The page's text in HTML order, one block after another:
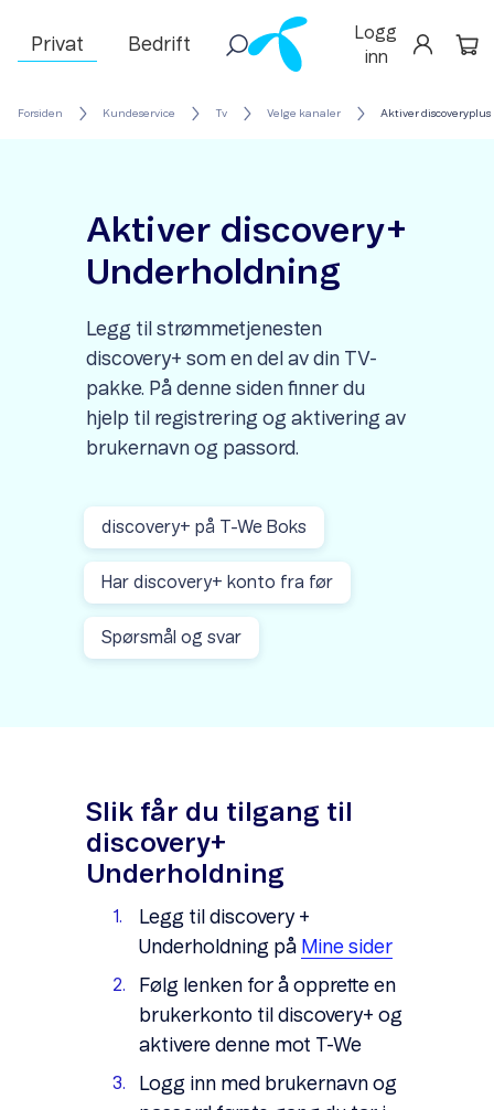
Privat Bedrift
Logg
inn
Forsiden Kundeservice Tv Velge kanaler Aktiver discoveryplus
Aktiver discovery+
Underholdning
Legg til strømmetjenesten
discovery+ som en del av din TV-
pakke. På denne siden finner du
hjelp til registrering og aktivering av
brukernavn og passord.
discovery+ på T-We Boks
Har discovery+ konto fra før
Spørsmål og svar
Slik får du tilgang til
discovery+
Underholdning
Legg til discovery +
Underholdning på Mine sider
Følg lenken for å opprette en
brukerkonto til discovery+ og
aktivere denne mot T-We
Logg inn med brukernavn og